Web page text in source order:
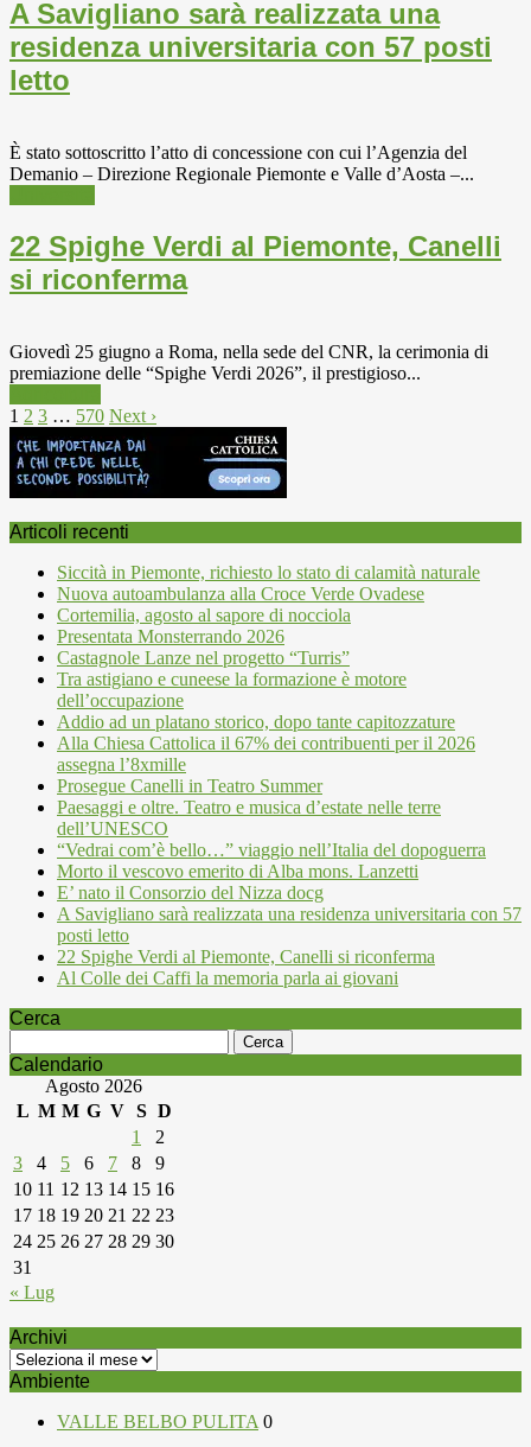
A Savigliano sarà realizzata una
residenza universitaria con 57 posti
letto
È stato sottoscritto l’atto di concessione con cui l’Agenzia del
Demanio – Direzione Regionale Piemonte e Valle d’Aosta –...
22 Spighe Verdi al Piemonte, Canelli
si riconferma
Giovedì 25 giugno a Roma, nella sede del CNR, la cerimonia di
premiazione delle “Spighe Verdi 2026”, il prestigioso...
1 2 3 … 570 Next ›
Articoli recenti
Siccità in Piemonte, richiesto lo stato di calamità naturale
Nuova autoambulanza alla Croce Verde Ovadese
Cortemilia, agosto al sapore di nocciola
Presentata Monsterrando 2026
Castagnole Lanze nel progetto “Turris”
Tra astigiano e cuneese la formazione è motore
dell’occupazione
Addio ad un platano storico, dopo tante capitozzature
Alla Chiesa Cattolica il 67% dei contribuenti per il 2026
assegna l’8xmille
Prosegue Canelli in Teatro Summer
Paesaggi e oltre. Teatro e musica d’estate nelle terre
dell’UNESCO
“Vedrai com’è bello…” viaggio nell’Italia del dopoguerra
Morto il vescovo emerito di Alba mons. Lanzetti
E’ nato il Consorzio del Nizza docg
A Savigliano sarà realizzata una residenza universitaria con 57
posti letto
22 Spighe Verdi al Piemonte, Canelli si riconferma
Al Colle dei Caffi la memoria parla ai giovani
Cerca
per:
Calendario
Agosto 2026
L M M G V S D
1
2
3
4 5 6 7 8
9
10 11 12 13 14 15 16
17 18 19 20 21 22 23
24 25 26 27 28 29 30
31
« Lug
Archivi
Archivi
Ambiente
VALLE BELBO PULITA 0